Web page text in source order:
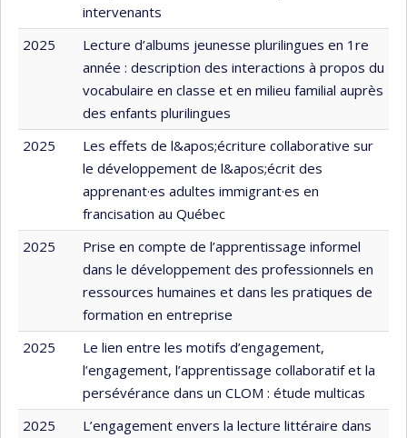
intervenants
2025
Lecture d’albums jeunesse plurilingues en 1re
année : description des interactions à propos du
vocabulaire en classe et en milieu familial auprès
des enfants plurilingues
2025
Les effets de l&apos;écriture collaborative sur
le développement de l&apos;écrit des
apprenant·es adultes immigrant·es en
francisation au Québec
2025
Prise en compte de l’apprentissage informel
dans le développement des professionnels en
ressources humaines et dans les pratiques de
formation en entreprise
2025
Le lien entre les motifs d’engagement,
l’engagement, l’apprentissage collaboratif et la
persévérance dans un CLOM : étude multicas
2025
L’engagement envers la lecture littéraire dans